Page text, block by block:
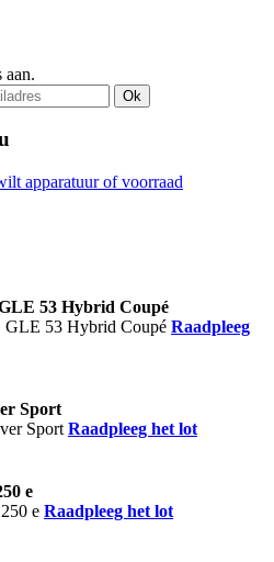
aan.
Ok
53 Hybrid Coupé
Raadpleeg
Sport
Raadpleeg het lot
e
Raadpleeg het lot